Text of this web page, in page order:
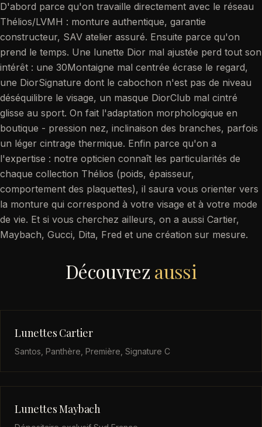
D'abord parce qu'on travaille directement avec le réseau
Thélios/LVMH : monture authentique, garantie
constructeur, SAV atelier assuré. Ensuite parce qu'on
prend le temps. Une lunette Dior mal ajustée perd tout son
intérêt : une 30Montaigne mal centrée écrase le regard,
une DiorSignature dont le cabochon n'est pas de niveau
déséquilibre le visage, un masque DiorClub mal cintré
glisse au sport. On fait l'adaptation morphologique en
boutique - pression nez, inclinaison des branches, parfois
un léger cintrage thermique. Enfin parce qu'on a
l'expertise : notre opticien connaît les particularités de
chaque collection Thélios (poids, épaisseur,
comportement des plaquettes), il saura vous orienter vers
la monture qui correspond à votre visage et à votre mode
de vie. Et si vous cherchez ailleurs, on a aussi Cartier,
Maybach, Gucci, Dita, Fred et une création sur mesure.
Découvrezaussi
Lunettes Cartier
Santos, Panthère, Première, Signature C
Lunettes Maybach